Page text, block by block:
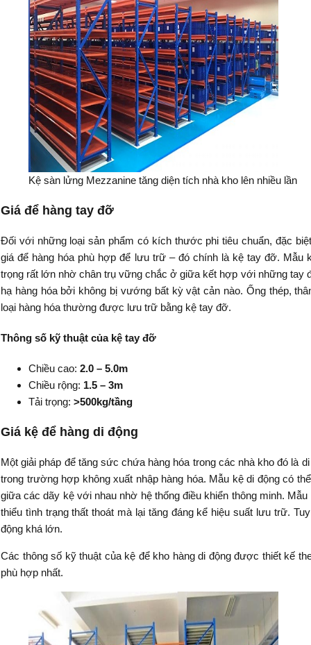
Kệ sàn lửng Mezzanine tăng diện tích nhà kho lên nhiều lần
Giá để hàng tay đỡ
Đối với những loại sản phẩm có kích thước phi tiêu chuẩn, đặc
giá để hàng hóa phù hợp để lưu trữ – đó chính là kệ tay đỡ. Mẫu
trọng rất lớn nhờ chân trụ vững chắc ở giữa kết hợp với những tay
hạ hàng hóa bởi không bị vướng bất kỳ vật cản nào. Ống thép,
loại hàng hóa thường được lưu trữ bằng kệ tay đỡ.
Thông số kỹ thuật của kệ tay đỡ
Chiều cao: 2.0 – 5.0m
Chiều rộng: 1.5 – 3m
Tải trọng: >500kg/tầng
Giá kệ để hàng di động
Một giải pháp để tăng sức chứa hàng hóa trong các nhà kho đó là
trong trường hợp không xuất nhập hàng hóa. Mẫu kệ di động có
giữa các dãy kệ với nhau nhờ hệ thống điều khiển thông minh.
thiểu tình trạng thất thoát mà lại tăng đáng kể hiệu suất lưu trữ.
động khá lớn.
Các thông số kỹ thuật của kệ để kho hàng di động được thiết kế
phù hợp nhất.